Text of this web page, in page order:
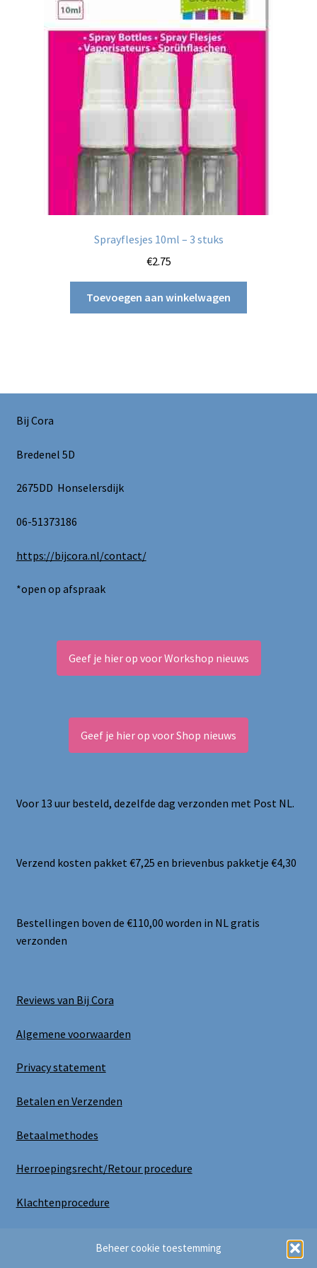
Beheer cookie toestemming
optie
kan
gekozen
worden
de
productpagina
Sprayflesjes 10ml – 3 stuks
€2.75
Toevoegen aan winkelwagen
Bij Cora
Bredenel 5D
2675DD Honselersdijk
06-51373186
https://bijcora.nl/contact/
*open op afspraak
Geef je hier op voor Workshop nieuws
Geef je hier op voor Shop nieuws
Voor 13 uur besteld, dezelfde dag verzonden met Post NL.
Verzend kosten pakket €7,25 en brievenbus pakketje €4,30
Bestellingen boven de €110,00 worden in NL gratis
verzonden
Reviews van Bij Cora
Algemene voorwaarden
Privacy statement
Betalen en Verzenden
Betaalmethodes
Herroepingsrecht/Retour procedure
Klachtenprocedure